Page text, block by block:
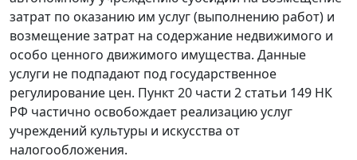
затрат по оказанию им услуг (выполнению работ) и
возмещение затрат на содержание недвижимого и
особо ценного движимого имущества. Данные
услуги не подпадают под государственное
регулирование цен. Пункт 20 части 2 статьи 149 НК
РФ частично освобождает реализацию услуг
учреждений культуры и искусства от
налогообложения.